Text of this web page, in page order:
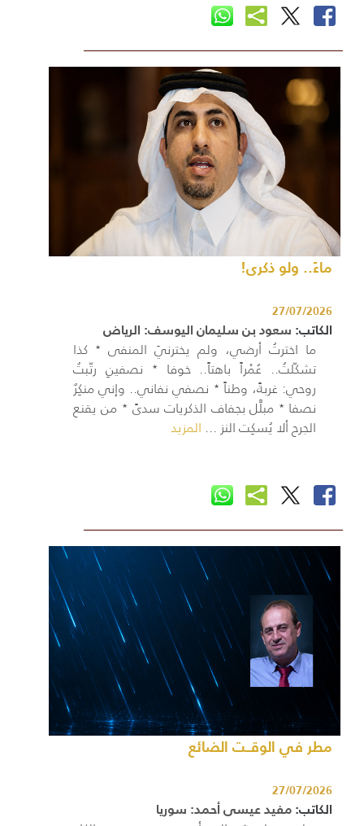
ماءً.. ولو ذكرى!
27/07/2026
الكاتب:سعود بن سليمان اليوسف: الرياض
ما اخترتُ أرضي، ولم يخترنيَ المنفى ٭ كذا
تشكّلتُ.. عُمْراً باهتاً.. خوفا ٭ نصفينِ رتّبتُ
روحي: غربةً، وطناً ٭ نصفي نفاني.. وإني منكِرٌ
نصفا ٭ مبلَّل بجفاف الذكريات سدىً ٭ من يقنع
الجرح ألا يُسكِت النز ...المزيد
مطر في الوقــت الضائع
27/07/2026
الكاتب:مفيد عيسى أحمد: سوريا